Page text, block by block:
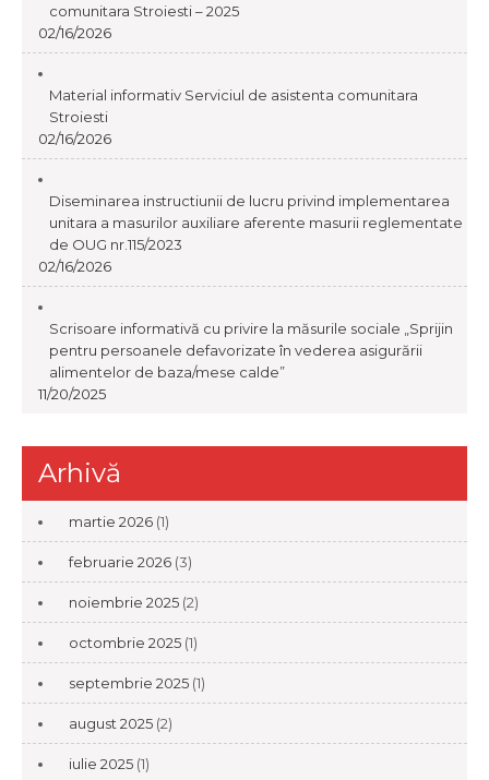
comunitara Stroiesti – 2025
02/16/2026
Material informativ Serviciul de asistenta comunitara
Stroiesti
02/16/2026
Diseminarea instructiunii de lucru privind implementarea
unitara a masurilor auxiliare aferente masurii reglementate
de OUG nr.115/2023
02/16/2026
Scrisoare informativă cu privire la măsurile sociale „Sprijin
pentru persoanele defavorizate în vederea asigurării
alimentelor de baza/mese calde”
11/20/2025
Arhivă
martie 2026 (1)
februarie 2026 (3)
noiembrie 2025 (2)
octombrie 2025 (1)
septembrie 2025 (1)
august 2025 (2)
iulie 2025 (1)